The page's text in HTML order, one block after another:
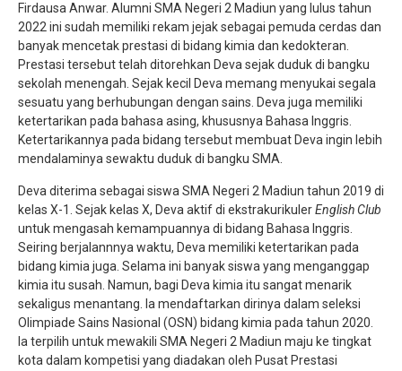
Firdausa Anwar. Alumni SMA Negeri 2 Madiun yang lulus tahun
2022 ini sudah memiliki rekam jejak sebagai pemuda cerdas dan
banyak mencetak prestasi di bidang kimia dan kedokteran.
Prestasi tersebut telah ditorehkan Deva sejak duduk di bangku
sekolah menengah. Sejak kecil Deva memang menyukai segala
sesuatu yang berhubungan dengan sains. Deva juga memiliki
ketertarikan pada bahasa asing, khususnya Bahasa Inggris.
Ketertarikannya pada bidang tersebut membuat Deva ingin lebih
mendalaminya sewaktu duduk di bangku SMA.
Deva diterima sebagai siswa SMA Negeri 2 Madiun tahun 2019 di
kelas X-1. Sejak kelas X, Deva aktif di ekstrakurikulerEnglish Club
untuk mengasah kemampuannya di bidang Bahasa Inggris.
Seiring berjalannnya waktu, Deva memiliki ketertarikan pada
bidang kimia juga. Selama ini banyak siswa yang menganggap
kimia itu susah. Namun, bagi Deva kimia itu sangat menarik
sekaligus menantang. Ia mendaftarkan dirinya dalam seleksi
Olimpiade Sains Nasional (OSN) bidang kimia pada tahun 2020.
Ia terpilih untuk mewakili SMA Negeri 2 Madiun maju ke tingkat
kota dalam kompetisi yang diadakan oleh Pusat Prestasi